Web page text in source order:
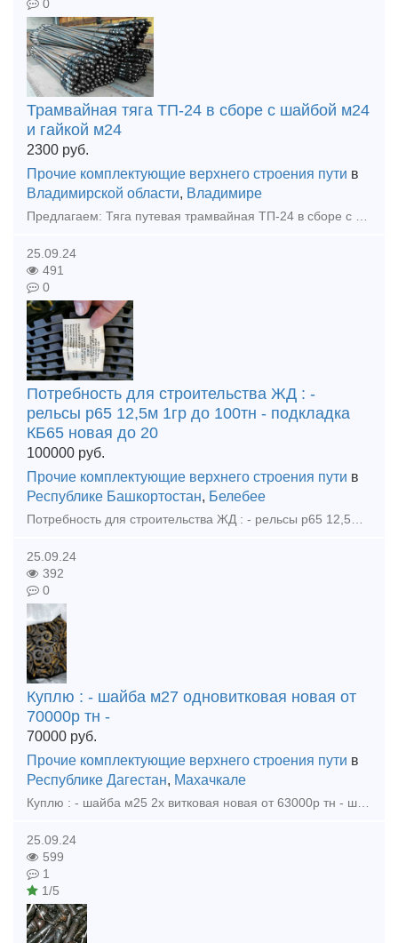
0
Трамвайная тяга ТП-24 в сборе с шайбой м24
и гайкой м24
2300 руб.
Прочие комплектующие верхнего строения пути в
Владимирской области, Владимире
Предлагаем: Тяга путевая трамвайная ТП-24 в сборе с гайками и шайбами. Тяга ТП-24, поперечная путевая трамвайная, в сборе с гайкой и шайбой пружинной. изготавливается из круга 24 мм из стали
25.09.24
491
0
Потребность для строительства ЖД : -
рельсы р65 12,5м 1гр до 100тн - подкладка
КБ65 новая до 20
100000 руб.
Прочие комплектующие верхнего строения пути в
Республике Башкортостан, Белебее
Потребность для строительства ЖД : - рельсы р65 12,5м 1гр до 100тн - подкладка КБ65 новая до 20тн - подкладка КД65 новая и бу до 20тн - болт клеммный м22х75 новый голый и в сборе, новый и бу р
25.09.24
392
0
Куплю : - шайба м27 одновитковая новая от
70000р тн -
70000 руб.
Прочие комплектующие верхнего строения пути в
Республике Дагестан, Махачкале
Куплю : - шайба м25 2х витковая новая от 63000р тн - шайба м27 одновитковая новая от 70000р тн - шайба м24 одновитковая новая от 70000р тн - гайка м22 от 82000р тн - гайка м27 от 80000р тн - г
25.09.24
599
1
1/5